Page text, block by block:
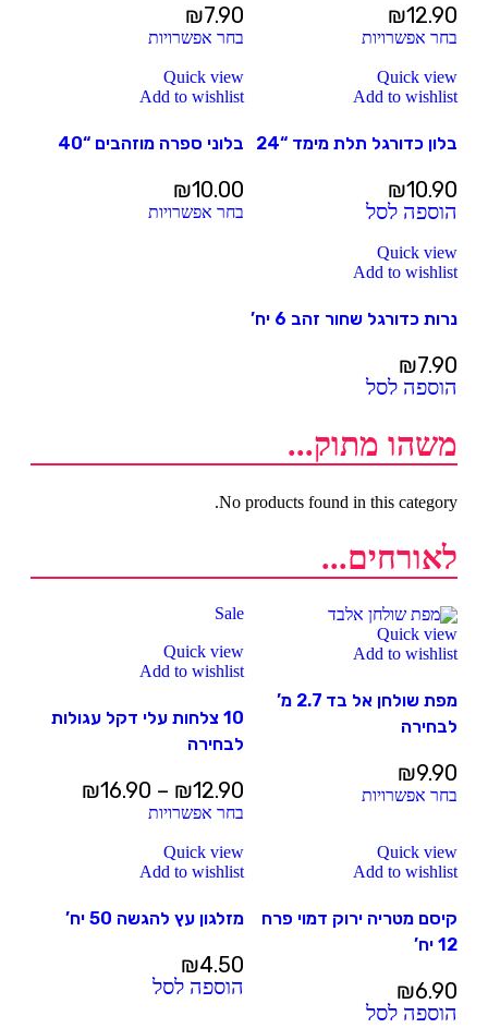
₪12.90
בחר אפשרויות
₪7.90
בחר אפשרויות
Quick view
Add to wishlist
בלון כדורגל תלת מימד “24
₪10.90
הוספה לסל
Quick view
Add to wishlist
בלוני ספרה מוזהבים “40
₪10.00
בחר אפשרויות
Quick view
Add to wishlist
נרות כדורגל שחור זהב 6 יח’
₪7.90
הוספה לסל
משהו מתוק...
No products found in this category.
לאורחים...
Quick view
Add to wishlist
מפת שולחן אל בד 2.7 מ’
לבחירה
₪9.90
בחר אפשרויות
Sale
Quick view
Add to wishlist
10 צלחות עלי דקל עגולות
לבחירה
₪12.90
–
₪16.90
בחר אפשרויות
Quick view
Add to wishlist
קיסם מטריה ירוק דמוי פרח
12 יח’
₪6.90
הוספה לסל
Quick view
Add to wishlist
מזלגון עץ להגשה 50 יח’
₪4.50
הוספה לסל